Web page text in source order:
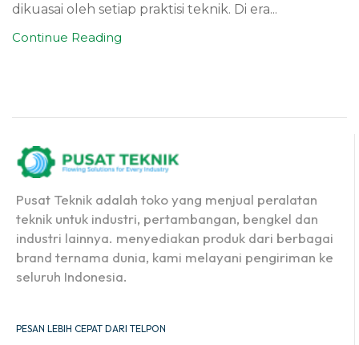
dikuasai oleh setiap praktisi teknik. Di era...
Continue Reading
Pusat Teknik adalah toko yang menjual peralatan
teknik untuk industri, pertambangan, bengkel dan
industri lainnya. menyediakan produk dari berbagai
brand ternama dunia, kami melayani pengiriman ke
seluruh Indonesia.
PESAN LEBIH CEPAT DARI TELPON